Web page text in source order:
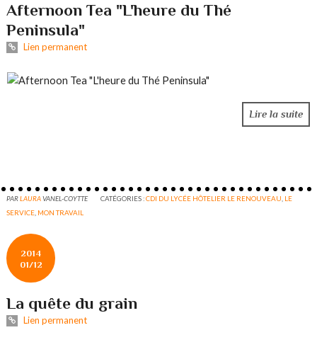
Afternoon Tea "L'heure du Thé
Peninsula"
Lien permanent
Lire la suite
PARLAURAVANEL-COYTTE CATÉGORIES :CDI DU LYCÉE HÔTELIER LE RENOUVEAU LE
SERVICE MON TRAVAIL
2014
01/12
La quête du grain
Lien permanent